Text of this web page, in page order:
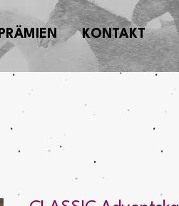
PRÄMIEN KONTAKT